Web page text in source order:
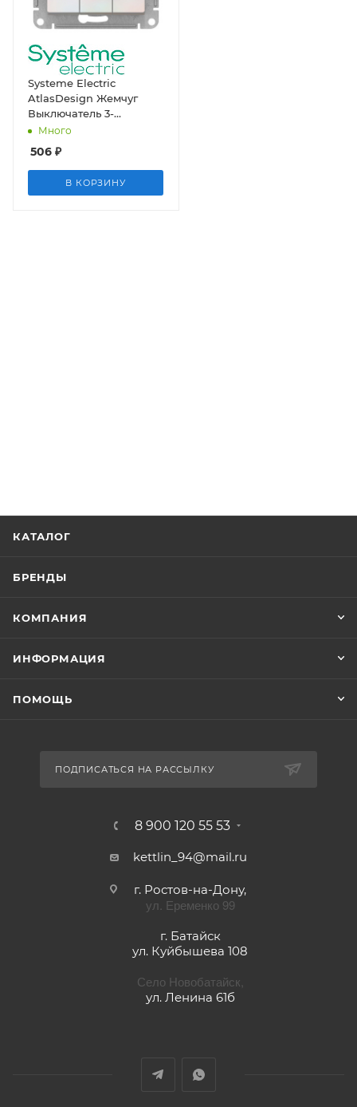
Systeme Electric
AtlasDesign Жемчуг
Выключатель 3-
клавишный сх.1+1+1,
Много
506 ₽
В КОРЗИНУ
КАТАЛОГ
БРЕНДЫ
КОМПАНИЯ
ИНФОРМАЦИЯ
ПОМОЩЬ
ПОДПИСАТЬСЯ НА РАССЫЛКУ
8 900 120 55 53
kettlin_94@mail.ru
г. Ростов-на-Дону,
ул. Еременко 99
г. Батайск
ул. Куйбышева 108
Село Новобатайск,
ул. Ленина 61б